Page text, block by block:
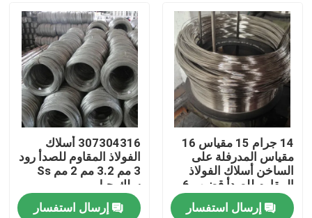
14 جرام 15 مقياس 16
مقياس المدرفلة على
الساخن أسلاك الفولاذ
المقاوم للصدأ قضيب 6
مم الصف 304316
إرسال استفسار
307304316 أسلاك
الفولاذ المقاوم للصدأ رود
3 مم 3.2 مم 2 مم Ss
سلك حبل
إرسال استفسار